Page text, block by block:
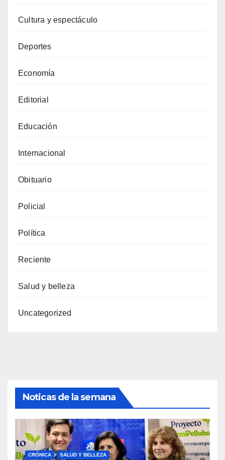
Cultura y espectáculo
Deportes
Economía
Editorial
Educación
Internacional
Obituario
Policial
Política
Reciente
Salud y belleza
Uncategorized
Noticas de la semana
CRÓNICA SALUD Y BELLEZA